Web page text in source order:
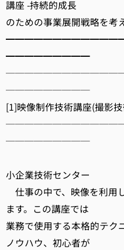
講座 -持続的成長
のための事業展開戦略を
━━━━━━━━━
─────────
[1]映像制作技術講座(撮影
─────────
京
小企業技術センター
仕事の中で、映像を利用
ます。この講座では
業務で使用する本格的テク
ノウハウ、初心者が